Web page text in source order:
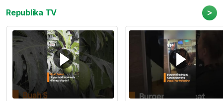
Republika TV >